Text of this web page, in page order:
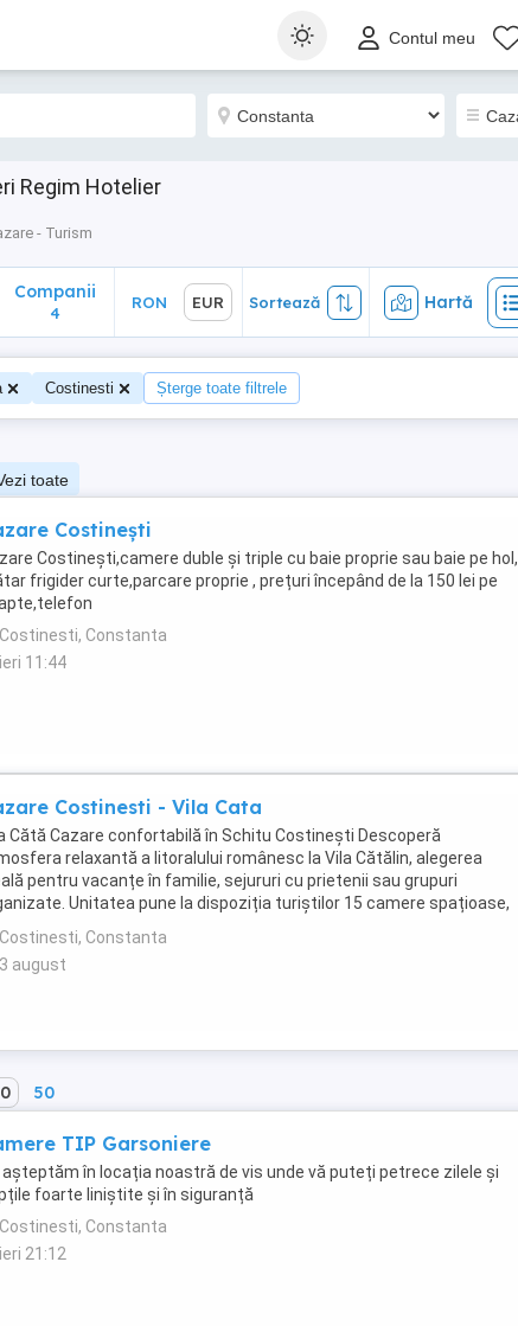
Contul meu
Regim Hotelier
- Turism
Sortează Hartă
Companii
4
RON EUR Sortează Hartă
Costinesti Șterge toate filtrele
toate
Costinești
Costinești,camere duble și triple cu baie proprie sau baie pe hol,
frigider curte,parcare proprie , prețuri începând de la 150 lei pe
Costinesti, Constanta
ieri 11:44
Costinesti - Vila Cata
Cătă Cazare confortabilă în Schitu Costinești Descoperă
relaxantă a litoralului românesc la Vila Cătălin, alegerea
pentru vacanțe în familie, sejururi cu prietenii sau grupuri
Unitatea pune la dispoziția turiștilor 15 camere spațioase,
care: 13 camere duble ...
Costinesti, Constanta
3 august
50
TIP Garsoniere
așteptăm în locația noastră de vis unde vă puteți petrece zilele și
foarte liniștite și în siguranță
Costinesti, Constanta
ieri 21:12